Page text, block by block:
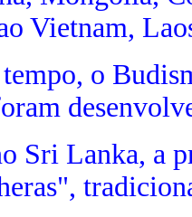
Vietnam,
o
Sri Lanka, a